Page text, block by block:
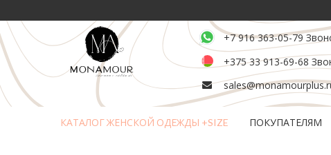
+7 916 363-05-79
+375 33 913-69-68
КАТАЛОГ ЖЕНСКОЙ ОДЕЖДЫ +SIZE ПОКУПАТЕЛЯМ